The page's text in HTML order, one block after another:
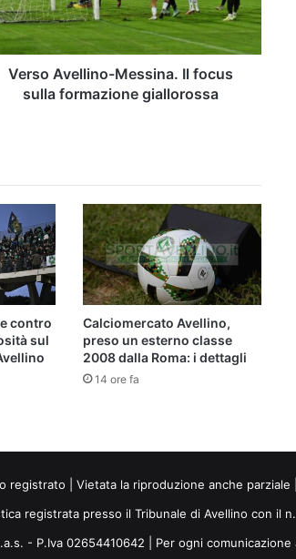
Verso Avellino-Messina. Il focus
sulla formazione giallorossa
contro
sul
Calciomercato Avellino,
preso un esterno classe
2008 dalla Roma: i dettagli
14 ore fa
registrato | Vietata la riproduzione anche parziale
registrata presso il Tribunale di Avellino con il
- P.Iva 02654410642 | Per ogni